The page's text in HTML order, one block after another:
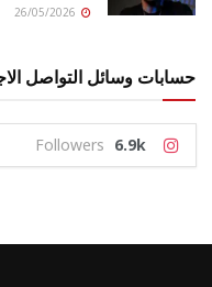
حسابات وسائل التواصل
6.9k
Followers